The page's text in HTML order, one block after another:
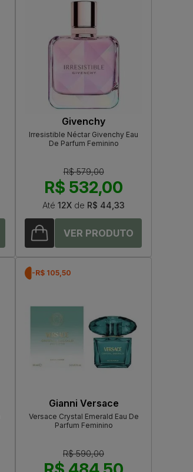
Givenchy
Irresistible Néctar Givenchy Eau
De Parfum Feminino
R$ 579,00
R$ 532,00
Até 12X de R$ 44,33
-R$ 105,50
Gianni Versace
Versace Crystal Emerald Eau De
Parfum Feminino
R$ 590,00